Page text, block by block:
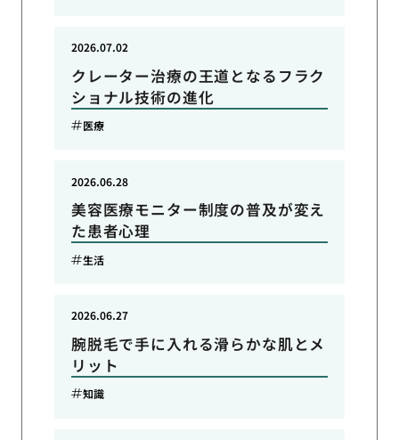
クレーター治療の王道となるフラク
ショナル技術の進化
2026.07.02
医療
美容医療モニター制度の普及が変え
た患者心理
2026.06.28
生活
腕脱毛で手に入れる滑らかな肌とメ
リット
2026.06.27
知識